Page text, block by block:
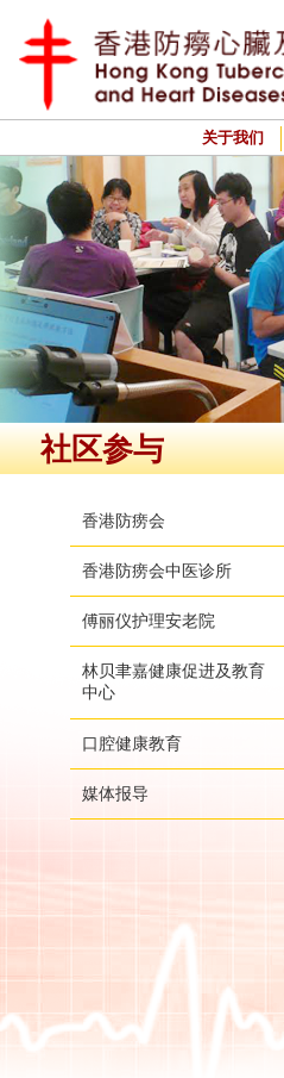
关于我们
社区参与
香港防痨会
香港防痨会中医诊所
傅丽仪护理安老院
林贝聿嘉健康促进及教育
中心
口腔健康教育
媒体报导